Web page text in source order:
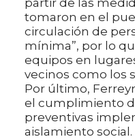
tomaron en el
circulación de
mínima”, por lo
equipos en
vecinos como los
Por último,
el cumplimiento
preventivas
aislamiento social.